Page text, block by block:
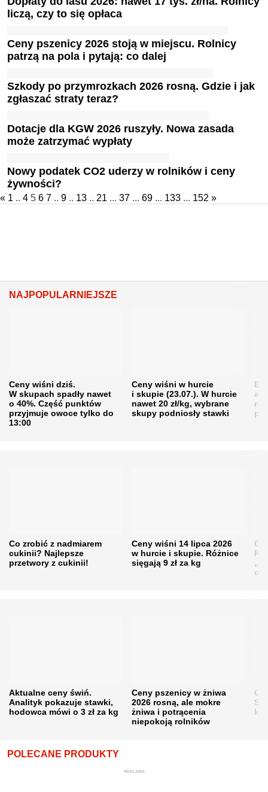
liczą, czy to się opłaca
Ceny pszenicy 2026 stoją w miejscu. Rolnicy
patrzą na pola i pytają: co dalej
Szkody po przymrozkach 2026 rosną. Gdzie i jak
zgłaszać straty teraz?
Dotacje dla KGW 2026 ruszyły. Nowa zasada
może zatrzymać wypłaty
Nowy podatek CO2 uderzy w rolników i ceny
żywności?
« 1 .. 4 5 6 7 .. 9 .. 13 .. 21 ... 37 ... 69 ... 133 ... 152 »
NAJPOPULARNIEJSZE
Ceny wiśni dziś.
W skupach spadły nawet
o 40%. Część punktów
przyjmuje owoce tylko do
13:00
Ceny wiśni w hurcie
i skupie (23.07.). W hurcie
nawet 20 zł/kg, wybrane
skupy podniosły stawki
Co zrobić z nadmiarem
cukinii? Najlepsze
przetwory z cukinii!
Ceny wiśni 14 lipca 2026
w hurcie i skupie. Różnice
sięgają 9 zł za kg
Aktualne ceny świń.
Analityk pokazuje stawki,
hodowca mówi o 3 zł za kg
Ceny pszenicy w żniwa
2026 rosną, ale mokre
żniwa i potrącenia
niepokoją rolników
POLECANE PRODUKTY
REKLAMA